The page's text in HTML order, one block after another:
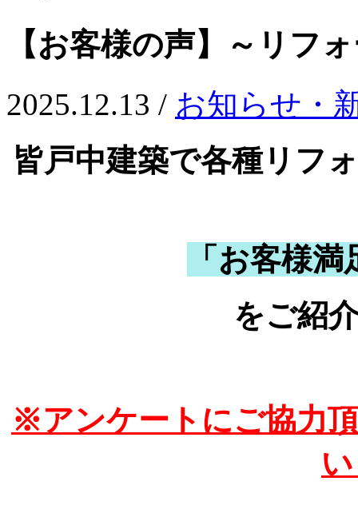
【お客様の声】～リフ
2025.12.13 / お知らせ・
皆戸中建築で各種リフ
「お客様
をご紹
※アンケートにご協力